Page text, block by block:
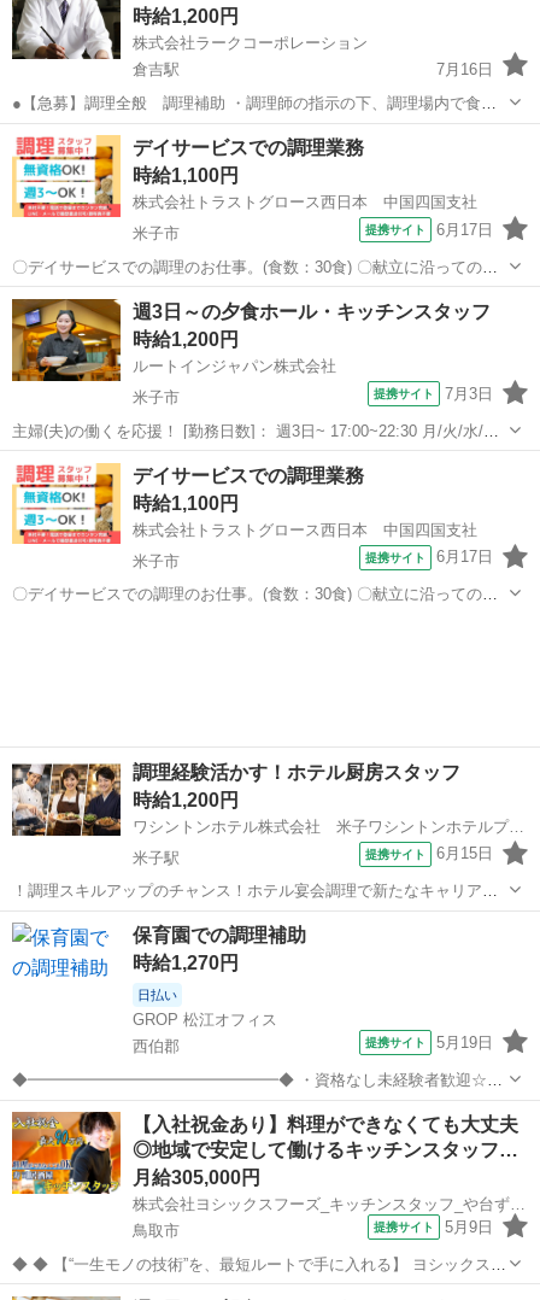
時給1,200円
株式会社ラークコーポレーション
倉吉駅
7月16日
●【急募】調理全般 調理補助 ・調理師の指示の下、調理場内で食材
の洗浄や切込み、食器の準備や洗浄、調理器具の用意・片付けなどを
行う。その他に盛付、調理の下ごしらえ器の準備、料理の搬送なども
あります。 ●休暇・...
鳥取 東伯郡 倉吉駅 キッチン パート
デイサービスでの調理業務
時給1,100円
株式会社トラストグロース西日本 中国四国支社
米子市
提携サイト 6月17日
〇デイサービスでの調理のお仕事。(食数：30食) 〇献立に沿っての調
理・盛付け・配膳・仕込み・食器洗浄・発注 等。 ●難しい調理作業
はなく、給食調理のお仕事が初めての方でも大丈夫！ ●午前のみの勤
務なので、扶養内勤務・Ｗワ...
鳥取 米子市 キッチン
週3日～の夕食ホール・キッチンスタッフ
時給1,200円
ルートインジャパン株式会社
米子市
提携サイト 7月3日
主婦(夫)の働くを応援！ [勤務日数]： 週3日~ 17:00~22:30 月/火/水/木/
金/土/日 などから選べます [勤務地・最寄駅]： 鳥取県米子市糀町2丁目
200 ホテルルートイン米子 米子駅徒歩10分 [職...
鳥取 米子市 キッチン
デイサービスでの調理業務
時給1,100円
株式会社トラストグロース西日本 中国四国支社
米子市
提携サイト 6月17日
〇デイサービスでの調理のお仕事。(食数：30食) 〇献立に沿っての調
調理経験活かす！ホテル厨房スタッフ
時給1,200円
ワシントンホテル株式会社 米子ワシントンホテルプラザ
米子駅
提携サイト 6月15日
！調理スキルアップのチャンス！ホテル宴会調理で新たなキャリアを
築きませんか！ 米子ワシントンホテルで、あなたの調理経験を新しい
ステージで活かしませんか！ 時給1,200円、週4～5日のシフト制で働
きやすい環境です。 ホテ...
鳥取 米子駅 キッチン
保育園での調理補助
時給1,270円
日払い
GROP 松江オフィス
西伯郡
提携サイト 5月19日
◆━━━━━━━━━━━━━━━━◆ ・資格なし未経験者歓迎☆彡
・残業なしでプライベート充実♪ ・昼食ありでお昼楽ちん♪
◆━━━━━━━━━━━━━━━━◆ (雇入れ直後) ＜具体的なお仕
事内容＞ 保育園の調理場にて...
鳥取 西伯郡 キッチン
【入社祝金あり】料理ができなくても大丈夫
◎地域で安定して働けるキッチンスタッフ…
月給305,000円
株式会社ヨシックスフーズ_キッチンスタッフ_や台ずし末広温泉町 (正社員)
鳥取市
提携サイト 5月9日
◆ ◆ 【“一生モノの技術”を、最短ルートで手に入れる】 ヨシックスフ
ーズが運営する寿司居酒屋「や台ずし」では、 鮮魚の一部を加工済み
鳥取 鳥取市 キッチン